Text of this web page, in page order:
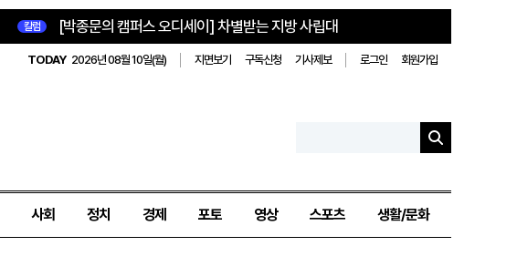
칼럼 [박종문의 캠퍼스 오디세이] 차별받는 지방 사립대
TODAY 2026년 08월 10일(월) 지면보기 구독신청 기사제보 로그인 회원가입
사회 정치 경제 포토 영상 스포츠 생활/문화